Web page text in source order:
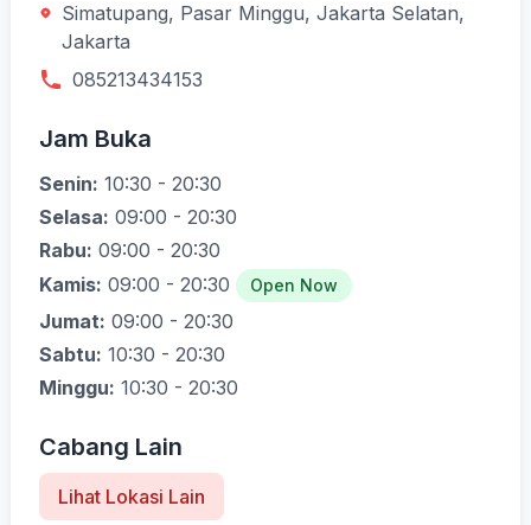
Simatupang, Pasar Minggu, Jakarta Selatan,
Jakarta
085213434153
Jam Buka
Senin: 10:30 - 20:30
Selasa: 09:00 - 20:30
Rabu: 09:00 - 20:30
Kamis: 09:00 - 20:30 Open Now
Jumat: 09:00 - 20:30
Sabtu: 10:30 - 20:30
Minggu: 10:30 - 20:30
Cabang Lain
Lihat Lokasi Lain